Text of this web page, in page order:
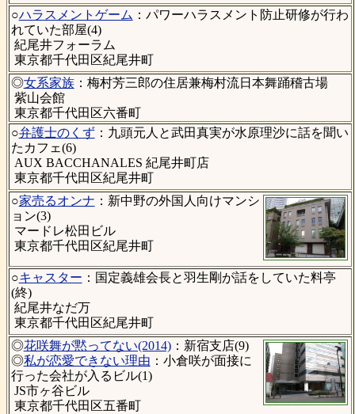
○ハラスメントゲーム ：パワーハラスメント防止研修が行わ
れていた部屋(4)
紀尾井フォーラム
東京都千代田区紀尾井町
◎女系家族：梅村芳三郎の住居兼梅村流日本舞踊稽古場
紫山会館
東京都千代田区六番町
○弁護士のくず：九頭元人と武田真実が水原理沙に話を聞い
たカフェ(6)
AUX BACCHANALES 紀尾井町店
東京都千代田区紀尾井町
○家売るオンナ ：新中野の外国人向けマンシ
ョン(3)
マードレ松田ビル
東京都千代田区紀尾井町
○キャスター ：国定義雄会長と羽生剛が話をしていた料亭
(終)
紀尾井なだ万
東京都千代田区紀尾井町
◎花咲舞が黙ってない(2014)：新宿支店(9)
◎私が恋愛できない理由 ：小倉咲が面接に
行った会社が入るビル(1)
JS市ヶ谷ビル
東京都千代田区五番町